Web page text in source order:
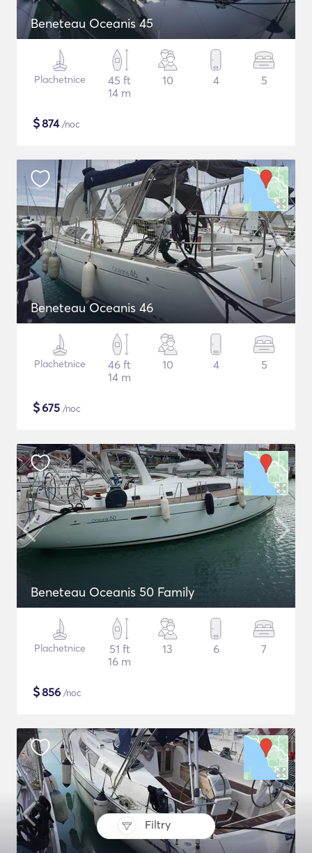
Filtry
Beneteau Oceanis 45
Plachetnice
45 ft
14 m
10 4 5
$874/noc
Beneteau Oceanis 46
Plachetnice
46 ft
14 m
10 4 5
$675 /noc
Beneteau Oceanis 50 Family
Plachetnice
51 ft
16 m
13 6 7
$856 /noc